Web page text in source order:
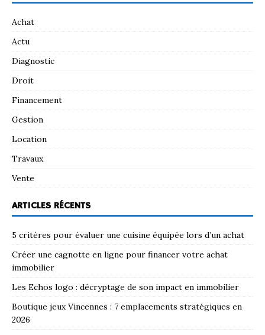
Achat
Actu
Diagnostic
Droit
Financement
Gestion
Location
Travaux
Vente
ARTICLES RÉCENTS
5 critères pour évaluer une cuisine équipée lors d’un achat
Créer une cagnotte en ligne pour financer votre achat
immobilier
Les Echos logo : décryptage de son impact en immobilier
Boutique jeux Vincennes : 7 emplacements stratégiques en
2026